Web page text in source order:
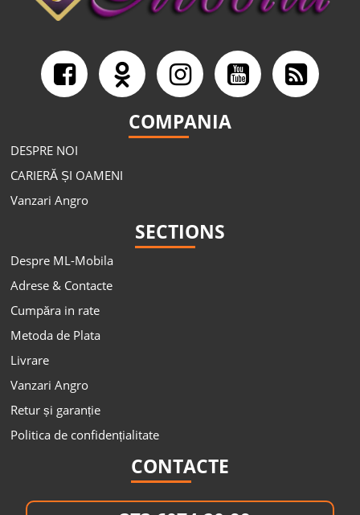
COMPANIA
DESPRE NOI
CARIERĂ ȘI OAMENI
Vanzari Angro
SECTIONS
Despre ML-Mobila
Adrese & Contacte
Cumpăra in rate
Metoda de Plata
Livrare
Vanzari Angro
Retur și garanție
Politica de confidențialitate
CONTACTE